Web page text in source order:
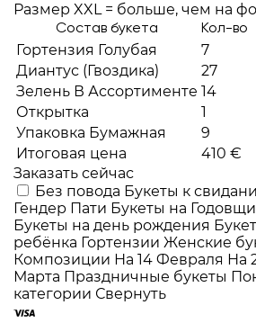
Размер XXL = больше, чем на
Состав букета Кол-во
Гортензия Голубая
7
Диантус (Гвоздика)
27
Зелень В Ассортименте 14
Открытка
1
Упаковка Бумажная
9
Итоговая цена
410 €
Заказать сейчас
Без повода Букеты к
Гендер Пати Букеты на
Букеты на день рождения
ребёнка Гортензии Женские
Композиции На 14 Февраля На
Марта Праздничные букеты
категории Свернуть